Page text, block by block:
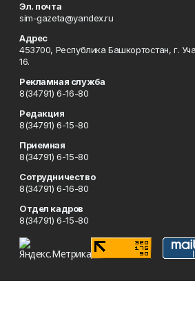
Эл. почта
sim-gazeta@yandex.ru
Адрес
453700, Республика Башкортостан, г.
16.
Рекламная служба
8(34791) 6-16-80
Редакция
8(34791) 6-15-80
Приемная
8(34791) 6-15-80
Сотрудничество
8(34791) 6-16-80
Отдел кадров
8(34791) 6-15-80